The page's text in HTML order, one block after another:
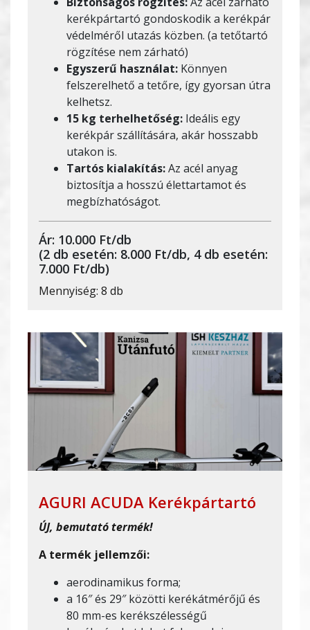
kerékpártartó gondoskodik a kerékpár
védelméről utazás közben. (a tetőtartó
rögzítése nem zárható)
Egyszerű használat: Könnyen
felszerelhető a tetőre, így gyorsan útra
kelhetsz.
15 kg terhelhetőség: Ideális egy
kerékpár szállítására, akár hosszabb
utakon is.
Tartós kialakítás:Az acél anyag
biztosítja a hosszú élettartamot és
megbízhatóságot.
Ár: 10.000 Ft/db
(2 db esetén: 8.000 Ft/db, 4 db esetén:
7.000 Ft/db)
Mennyiség: 8 db
AGURI ACUDA Kerékpártartó
ÚJ, bemutató termék!
A termék jellemzői:
aerodinamikus forma;
a 16″ és 29″ közötti kerékátmérőjű és
80 mm-es kerékszélességű